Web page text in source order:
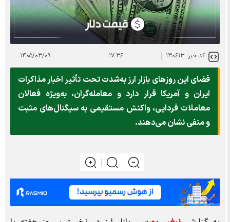
کد خبر: ۱۳۰۶۱۳ ۱۷:۳۶ ۱۴۰۵/۰۳/۰۹
فضای این روزهای بازار ارز به‌شدت تحت تأثیر اخبار مذاکرات
ایران و آمریکا قرار دارد و معامله‌گران، به‌ویژه فعالان
معاملات فردایی، واکنش مستقیمی به سیگنال‌های مثبت
و منفی نشان می‌دهند.